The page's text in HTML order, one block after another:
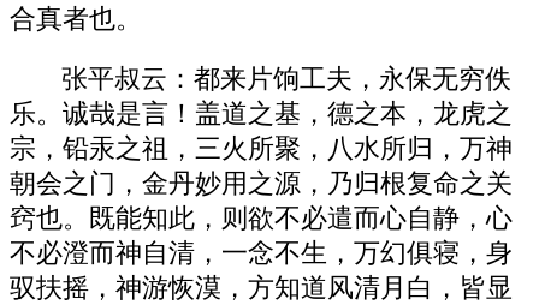
合真者也。
张平叔云：都来片饷工夫，永保无穷佚
乐。诚哉是言！盖道之基，德之本，龙虎之
宗，铅汞之祖，三火所聚，八水所归，万神
朝会之门，金丹妙用之源，乃归根复命之关
窍也。既能知此，则欲不必遣而心自静，心
不必澄而神自清，一念不生，万幻俱寝，身
驭扶摇，神游恢漠，方知道风清月白，皆显